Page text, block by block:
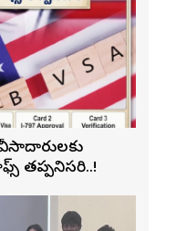
తప్పనిసరి..!